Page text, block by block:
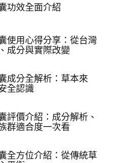
功效全面介紹
使用心得分享：從台灣
成分與實際改變
成分全解析：草本來
全認識
評價介紹：成分解析、
群適合度一次看
全方位介紹：從傳統草